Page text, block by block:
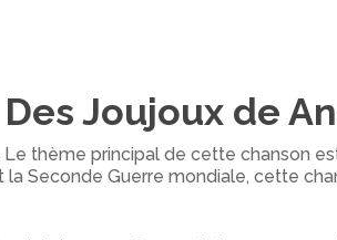
Joujoux de
thème principal de cette chanson
Seconde Guerre mondiale, cette